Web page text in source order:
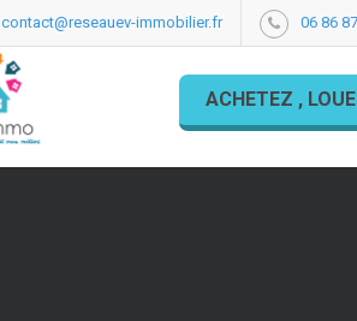
contact@reseauev-immobilier.fr 06 86
ACHETEZ ,